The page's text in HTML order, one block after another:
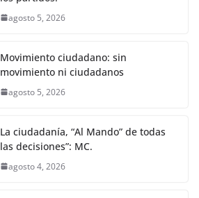
agosto 5, 2026
Movimiento ciudadano: sin
movimiento ni ciudadanos
agosto 5, 2026
La ciudadanía, “Al Mando” de todas
las decisiones”: MC.
agosto 4, 2026